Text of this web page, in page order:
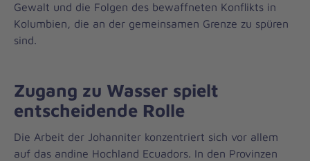
Gewalt und die Folgen des bewaffneten Konflikts in
Kolumbien, die an der gemeinsamen Grenze zu spüren
sind.
Zugang zu Wasser spielt
entscheidende Rolle
Die Arbeit der Johanniter konzentriert sich vor allem
auf das andine Hochland Ecuadors. In den Provinzen